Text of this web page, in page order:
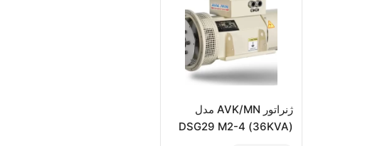
ژنراتور AVK/MN مدل
(36KVA) DSG29 M2-4